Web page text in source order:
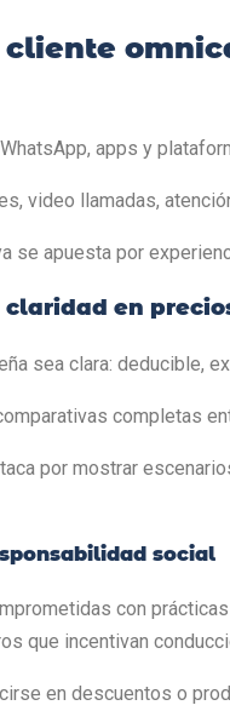
apps y
video llamadas,
se apuesta por
claridad en
sea clara: deducible,
completas
por mostrar
social
con
que incentivan
en descuentos o